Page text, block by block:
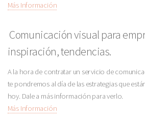
Más Información
Comunicación visual para
inspiración, tendencias.
A la hora de contratar un servicio de
te pondremos al día de las estrategias que
hoy. Dale a más información para verlo.
Más Información